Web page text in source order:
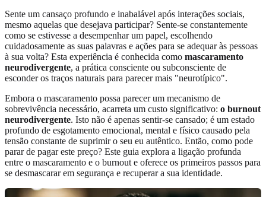
Sente um cansaço profundo e inabalável após interações sociais,
mesmo aquelas que desejava participar? Sente-se constantemente
como se estivesse a desempenhar um papel, escolhendo
cuidadosamente as suas palavras e ações para se adequar às pessoas
à sua volta? Esta experiência é conhecida como mascaramento
neurodivergente, a prática consciente ou subconsciente de
esconder os traços naturais para parecer mais "neurotípico".
Embora o mascaramento possa parecer um mecanismo de
sobrevivência necessário, acarreta um custo significativo: o burnout
neurodivergente. Isto não é apenas sentir-se cansado; é um estado
profundo de esgotamento emocional, mental e físico causado pela
tensão constante de suprimir o seu eu autêntico. Então, como pode
parar de pagar este preço? Este guia explora a ligação profunda
entre o mascaramento e o burnout e oferece os primeiros passos para
se desmascarar em segurança e recuperar a sua identidade.